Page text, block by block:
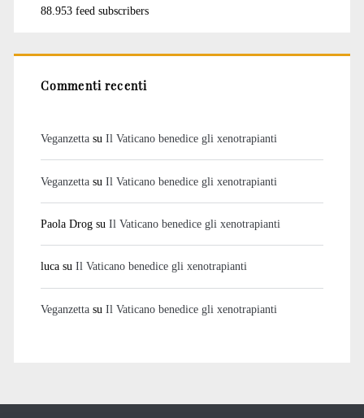
88.953 feed subscribers
Commenti recenti
Veganzettasu Il Vaticano benedice gli xenotrapianti
Veganzettasu Il Vaticano benedice gli xenotrapianti
Paola Drogsu Il Vaticano benedice gli xenotrapianti
lucasu Il Vaticano benedice gli xenotrapianti
Veganzettasu Il Vaticano benedice gli xenotrapianti